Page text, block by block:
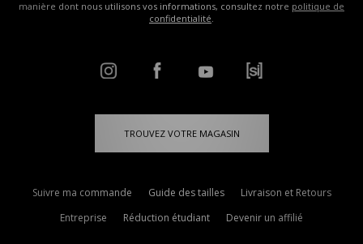
manière dont nous utilisons vos informations, consultez notre politique de
confidentialité.
TROUVEZ VOTRE MAGASIN
Suivre ma commande Guide des tailles
Livraison et Retours
Entreprise
Réduction étudiant Devenir un affilié